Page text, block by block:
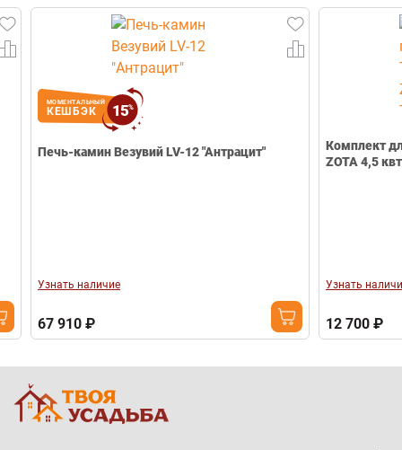
МОМЕНТАЛЬНЫЙ
КЕШБЭК 15 %
Печь-камин Везувий LV-12 "Антрацит"
Узнать наличие
67 910 ₽
Комплект
ZOTA 4,5 квт
Узнать наличие
12 700 ₽